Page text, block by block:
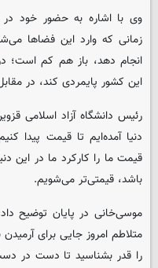
وی با اشاره به حضور خود در
زمانی که وارد این فضاها
انجام دهد، باز هم کم است؛
این کشور پایمردی کند، در
رئیس دانشگاه آزاد اسلامی
دنیا آمده‌ایم تا قیمت پیدا
قیمت ما را کارکرد ما در این
باشد، قیمتی‌تر می‌شویم.
موسی‌خانی در پایان توضیح
متلاطم امروز جایی برای
را قدر بشناسید تا دست در